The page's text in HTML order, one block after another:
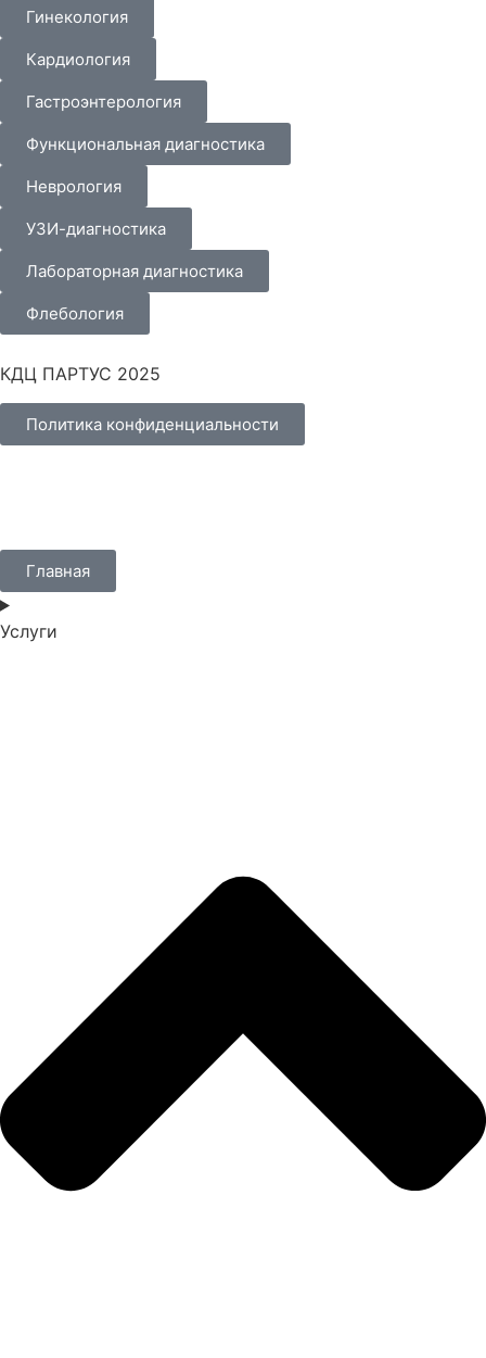
Гинекология
Кардиология
Гастроэнтерология
Функциональная диагностика
Неврология
УЗИ-диагностика
Лабораторная диагностика
Флебология
КДЦ ПАРТУС 2025
Политика конфиденциальности
Главная
Услуги